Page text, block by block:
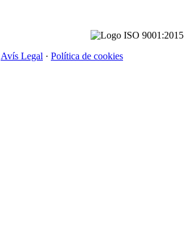
Avís Legal · Política de cookies